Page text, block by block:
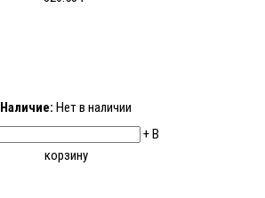
Наличие: Нет в наличии
+В
корзину